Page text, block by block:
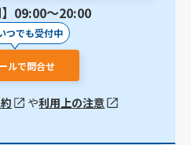
】09:00〜20:00
つでも受付中
ルで問合せ
や利用上の注意